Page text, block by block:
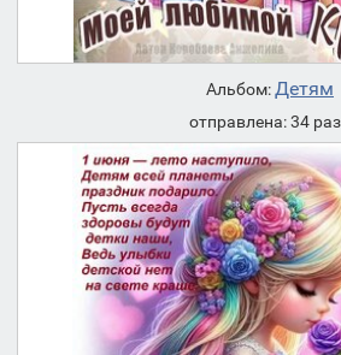
Альбом:Детям
отправлена: 34